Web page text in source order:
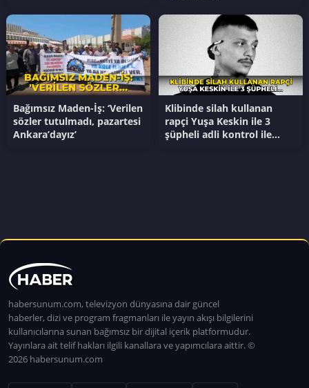
Bağımsız Maden-İş: ‘Verilen
sözler tutulmadı, pazartesi
Ankara’dayız’
Klibinde silah kullanan
rapçi Yuşa Keskin ile 3
şüpheli adli kontrol ile
habersunum.com, televizyon dünyasına dair güncel
haberler, dizi ve program fragmanları ile yayın akışı bilgilerini
kullanıcılarına sunan bağımsız bir dijital içerik platformudur.
Yayınlara ait telif hakları ilgili kanallara ve yapımcılara aittir. ©
2026 habersunum.com